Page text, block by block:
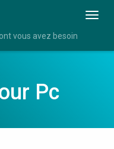
vous avez besoin
Pc